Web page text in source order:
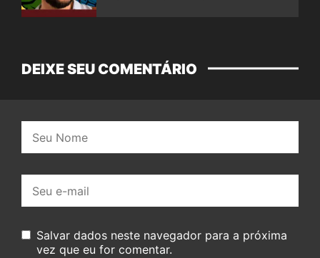
DEIXE SEU COMENTÁRIO
mail:
Salvar dados neste navegador para a próxima
vez que eu for comentar.